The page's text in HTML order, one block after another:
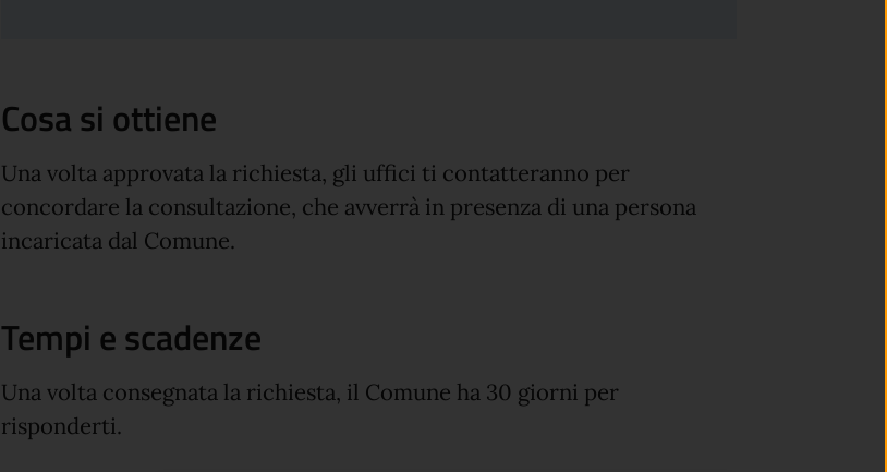
Cosa si ottiene
Una volta approvata la richiesta, gli uffici ti contatteranno per
concordare la consultazione, che avverrà in presenza di una persona
incaricata dal Comune.
Tempi e scadenze
Una volta consegnata la richiesta, il Comune ha 30 giorni per
risponderti.